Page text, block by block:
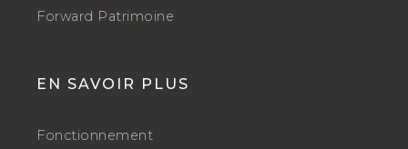
Forward Patrimoine
EN SAVOIR PLUS
Fonctionnement